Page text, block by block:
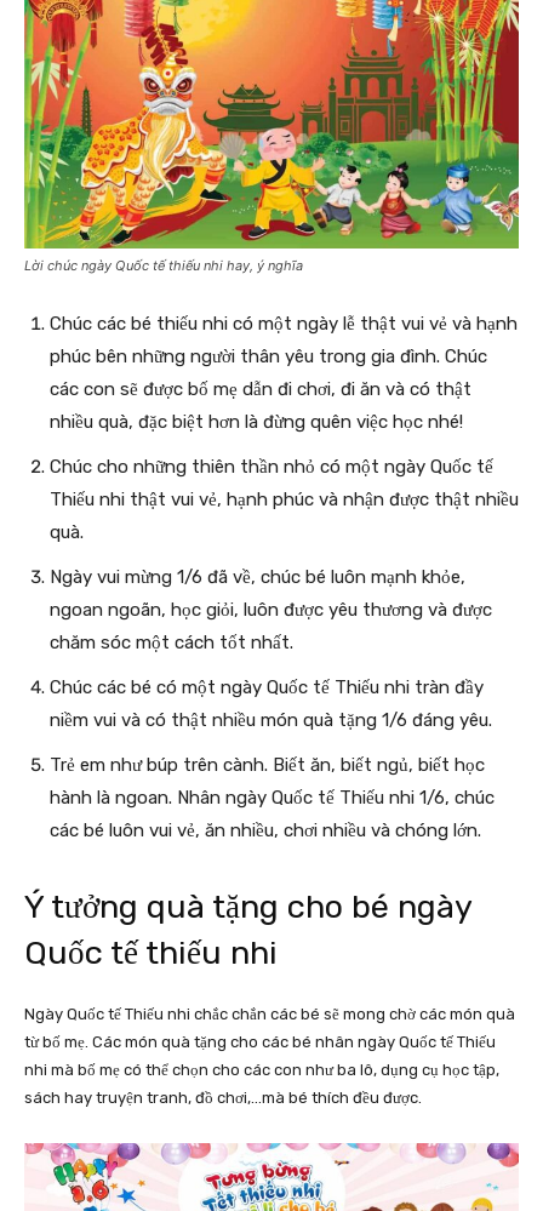
Lời chúc ngày Quốc tế thiếu nhi hay, ý nghĩa
Chúc các bé thiếu nhi có một ngày lễ thật vui vẻ và hạnh
phúc bên những người thân yêu trong gia đình. Chúc
các con sẽ được bố mẹ dẫn đi chơi, đi ăn và có thật
nhiều quà, đặc biệt hơn là đừng quên việc học nhé!
Chúc cho những thiên thần nhỏ có một ngày Quốc tế
Thiếu nhi thật vui vẻ, hạnh phúc và nhận được thật nhiều
quà.
Ngày vui mừng 1/6 đã về, chúc bé luôn mạnh khỏe,
ngoan ngoãn, học giỏi, luôn được yêu thương và được
chăm sóc một cách tốt nhất.
Chúc các bé có một ngày Quốc tế Thiếu nhi tràn đầy
niềm vui và có thật nhiều món quà tặng 1/6 đáng yêu.
Trẻ em như búp trên cành. Biết ăn, biết ngủ, biết học
hành là ngoan. Nhân ngày Quốc tế Thiếu nhi 1/6, chúc
các bé luôn vui vẻ, ăn nhiều, chơi nhiều và chóng lớn.
Ý tưởng quà tặng cho bé ngày
Quốc tế thiếu nhi
Ngày Quốc tế Thiếu nhi chắc chắn các bé sẽ mong chờ các món quà
từ bố mẹ. Các món quà tặng cho các bé nhân ngày Quốc tế Thiếu
nhi mà bố mẹ có thể chọn cho các con như ba lô, dụng cụ học tập,
sách hay truyện tranh, đồ chơi,…mà bé thích đều được.